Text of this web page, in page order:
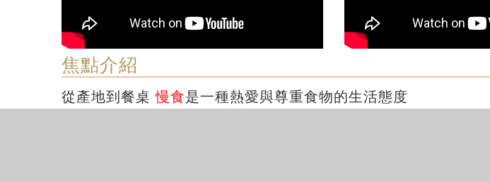
焦點介紹
從產地到餐桌慢食是一種熱愛與尊重食物的生活態度